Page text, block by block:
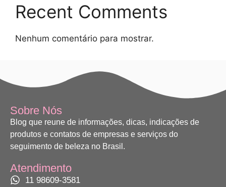
Recent Comments
Nenhum comentário para mostrar.
Sobre Nós
Blog que reune de informações, dicas, indicações de
produtos e contatos de empresas e serviços do
seguimento de beleza no Brasil.
Atendimento
11 98609-3581